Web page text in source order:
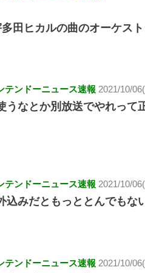
田ヒカルの曲のオーケス
テンドーニュース速報 2021/10/
うなとか別放送でやれっ
テンドーニュース速報 2021/10/
込みだともっととんでもな
テンドーニュース速報 2021/10/